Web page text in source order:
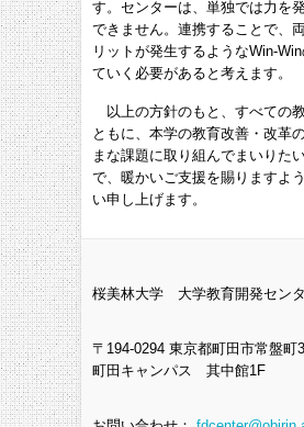
す。センターは、単独では力を
できません。連携することで、
リットが発生するようなWin-
ていく必要があると考えます。
以上の方針のもと、すべての
ともに、本学の教育改善・改革
まな課題に取り組んでまいりた
で、暖かいご支援を賜りますよ
い申し上げます。
桜美林大学 大学教育開発セン
〒194-0294 東京都町田市常盤町
町田キャンパス 其中館1F